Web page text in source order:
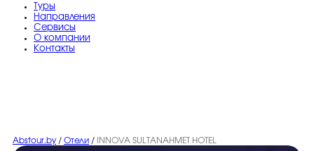
Туры
Направления
Сервисы
O компании
Контакты
Abstour.by / Отели / INNOVA SULTANAHMET HOTEL